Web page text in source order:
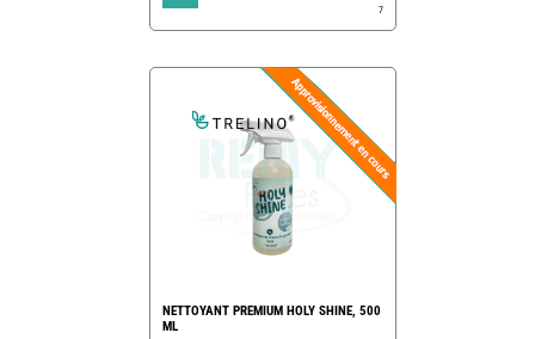
7
NETTOYANT PREMIUM HOLY SHINE, 500
ML